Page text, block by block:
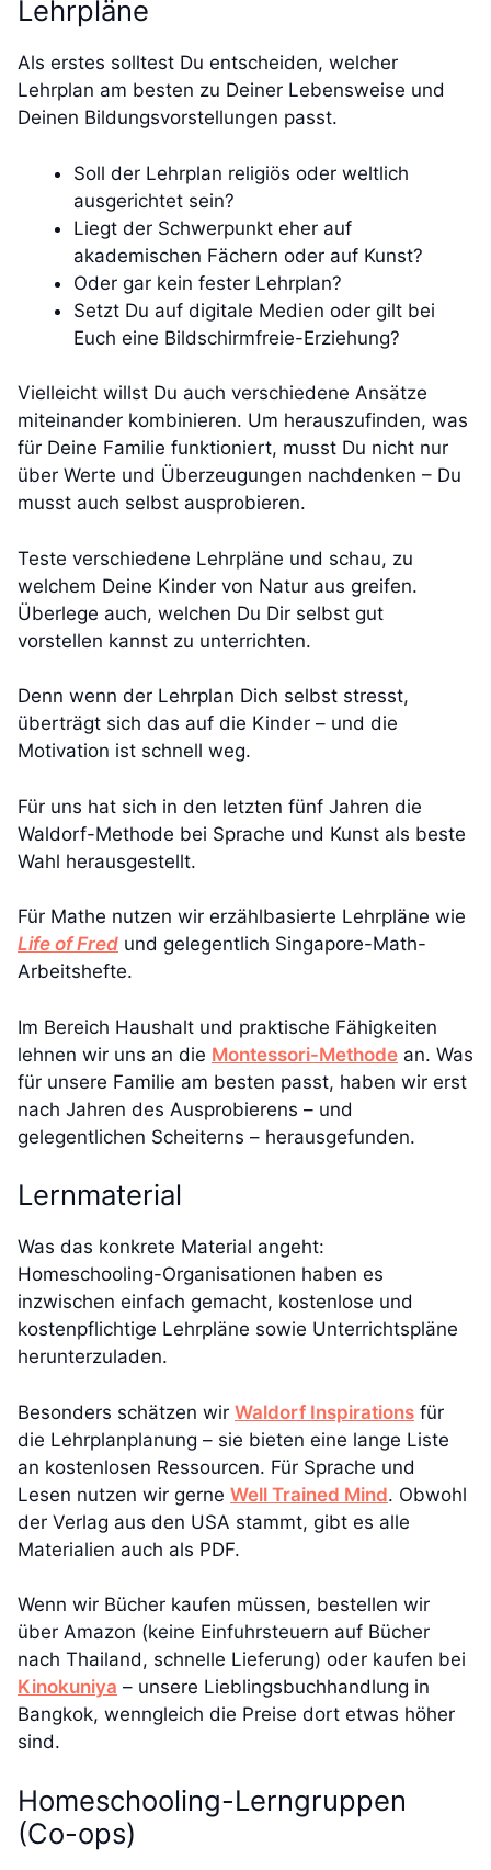
Lehrpläne
Als erstes solltest Du entscheiden, welcher
Lehrplan am besten zu Deiner Lebensweise und
Deinen Bildungsvorstellungen passt.
Soll der Lehrplan religiös oder weltlich
ausgerichtet sein?
Liegt der Schwerpunkt eher auf
akademischen Fächern oder auf Kunst?
Oder gar kein fester Lehrplan?
Setzt Du auf digitale Medien oder gilt bei
Euch eine Bildschirmfreie-Erziehung?
Vielleicht willst Du auch verschiedene Ansätze
miteinander kombinieren. Um herauszufinden, was
für Deine Familie funktioniert, musst Du nicht nur
über Werte und Überzeugungen nachdenken – Du
musst auch selbst ausprobieren.
Teste verschiedene Lehrpläne und schau, zu
welchem Deine Kinder von Natur aus greifen.
Überlege auch, welchen Du Dir selbst gut
vorstellen kannst zu unterrichten.
Denn wenn der Lehrplan Dich selbst stresst,
überträgt sich das auf die Kinder – und die
Motivation ist schnell weg.
Für uns hat sich in den letzten fünf Jahren die
Waldorf-Methode bei Sprache und Kunst als beste
Wahl herausgestellt.
Für Mathe nutzen wir erzählbasierte Lehrpläne wie
Life of Fred und gelegentlich Singapore-Math-
Arbeitshefte.
Im Bereich Haushalt und praktische Fähigkeiten
lehnen wir uns an die Montessori-Methode an. Was
für unsere Familie am besten passt, haben wir erst
nach Jahren des Ausprobierens – und
gelegentlichen Scheiterns – herausgefunden.
Lernmaterial
Was das konkrete Material angeht:
Homeschooling-Organisationen haben es
inzwischen einfach gemacht, kostenlose und
kostenpflichtige Lehrpläne sowie Unterrichtspläne
herunterzuladen.
Besonders schätzen wir Waldorf Inspirations für
die Lehrplanplanung – sie bieten eine lange Liste
an kostenlosen Ressourcen. Für Sprache und
Lesen nutzen wir gerne Well Trained Mind. Obwohl
der Verlag aus den USA stammt, gibt es alle
Materialien auch als PDF.
Wenn wir Bücher kaufen müssen, bestellen wir
über Amazon (keine Einfuhrsteuern auf Bücher
nach Thailand, schnelle Lieferung) oder kaufen bei
Kinokuniya – unsere Lieblingsbuchhandlung in
Bangkok, wenngleich die Preise dort etwas höher
sind.
Homeschooling-Lerngruppen
(Co-ops)